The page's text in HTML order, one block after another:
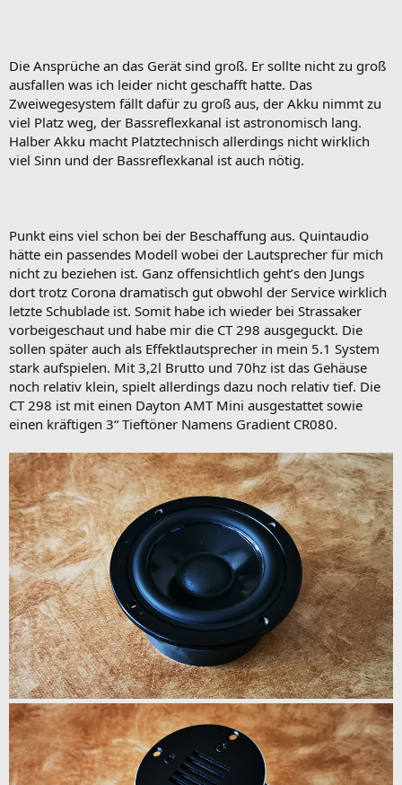
Die Ansprüche an das Gerät sind groß. Er sollte nicht zu groß
ausfallen was ich leider nicht geschafft hatte. Das
Zweiwegesystem fällt dafür zu groß aus, der Akku nimmt zu
viel Platz weg, der Bassreflexkanal ist astronomisch lang.
Halber Akku macht Platztechnisch allerdings nicht wirklich
viel Sinn und der Bassreflexkanal ist auch nötig.
Punkt eins viel schon bei der Beschaffung aus. Quintaudio
hätte ein passendes Modell wobei der Lautsprecher für mich
nicht zu beziehen ist. Ganz offensichtlich geht’s den Jungs
dort trotz Corona dramatisch gut obwohl der Service wirklich
letzte Schublade ist. Somit habe ich wieder bei Strassaker
vorbeigeschaut und habe mir die CT 298 ausgeguckt. Die
sollen später auch als Effektlautsprecher in mein 5.1 System
stark aufspielen. Mit 3,2l Brutto und 70hz ist das Gehäuse
noch relativ klein, spielt allerdings dazu noch relativ tief. Die
CT 298 ist mit einen Dayton AMT Mini ausgestattet sowie
einen kräftigen 3“ Tieftöner Namens Gradient CR080.